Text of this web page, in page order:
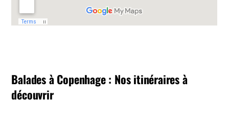
Balades à Copenhage : Nos itinéraires à
découvrir